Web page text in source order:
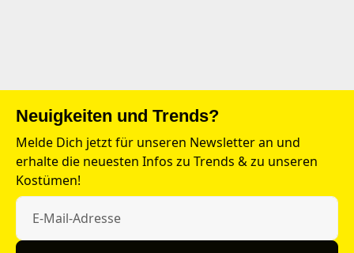
Neuigkeiten und Trends?
Melde Dich jetzt für unseren Newsletter an und
erhalte die neuesten Infos zu Trends & zu unseren
Kostümen!